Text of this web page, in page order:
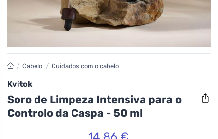
/ Cabelo / Cuidados com o cabelo
Kvitok
Soro de Limpeza Intensiva para o
Controlo da Caspa - 50 ml